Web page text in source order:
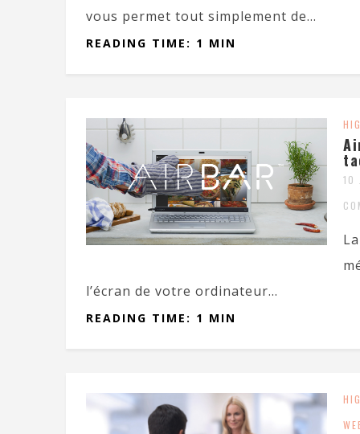
vous permet tout simplement de...
READING TIME: 1 MIN
10
l’écran de votre ordinateur...
READING TIME: 1 MIN